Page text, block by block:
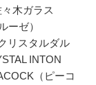
木ガラス
ゼ）
リスタルダル
INTON
（ピーコ